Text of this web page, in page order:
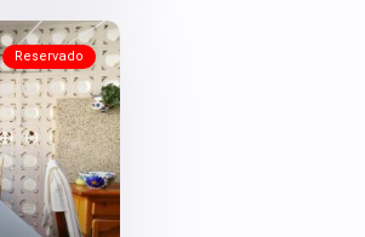
Reservado